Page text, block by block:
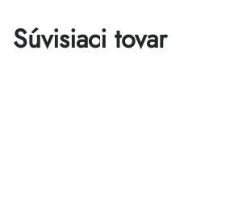
Súvisiaci tovar